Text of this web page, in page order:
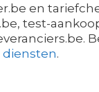
en
test-
diensten.